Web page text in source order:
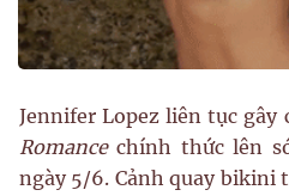
Jennifer Lopez liên tục
Romancechính thức lên
ngày 5/6. Cảnh quay bikini